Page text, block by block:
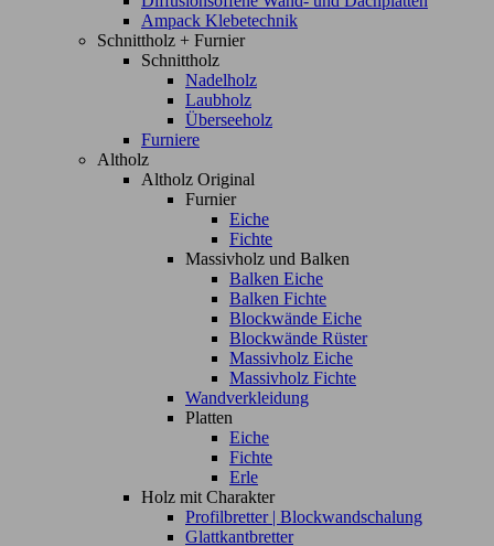
Ampack Klebetechnik
Schnittholz + Furnier
Schnittholz
Nadelholz
Laubholz
Überseeholz
Furniere
Altholz
Altholz Original
Furnier
Eiche
Fichte
Massivholz und Balken
Balken Eiche
Balken Fichte
Blockwände Eiche
Blockwände Rüster
Massivholz Eiche
Massivholz Fichte
Wandverkleidung
Platten
Eiche
Fichte
Erle
Holz mit Charakter
Profilbretter | Blockwandschalung
Glattkantbretter